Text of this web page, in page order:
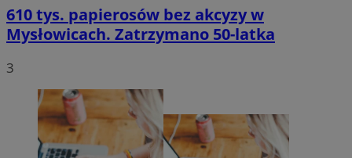
610 tys. papierosów bez akcyzy w
Mysłowicach. Zatrzymano 50-latka
3